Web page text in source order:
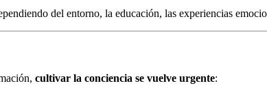
del entorno, la educación, las experiencias
cultivar la conciencia se vuelve urgente: